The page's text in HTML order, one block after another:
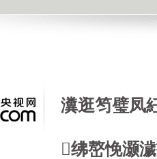
瀵逛笉璧凤
绋嶅悗灏